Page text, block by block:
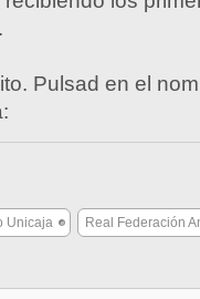
Pulsad en el
Unicaja Real Federación